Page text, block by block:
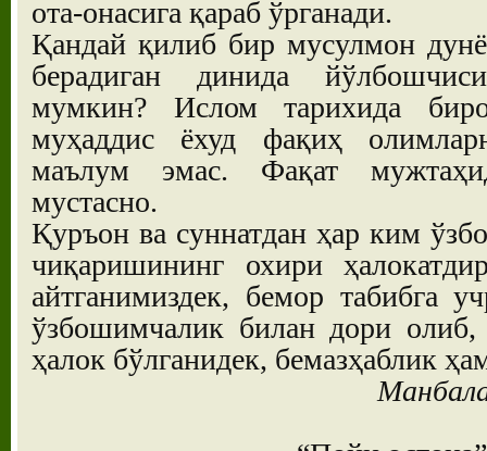
ота-онасига қараб ўрганади.
Қандай қилиб бир мусулмон
берадиган динида
мумкин? Ислом тарихида
муҳаддис ёхуд фақиҳ
маълум эмас. Фақат
мустасно.
Қуръон ва суннатдан ҳар ким
чиқаришининг охири
айтганимиздек, бемор табибга
ўзбошимчалик билан дори олиб,
ҳалок бўлганидек, бемазҳаблик